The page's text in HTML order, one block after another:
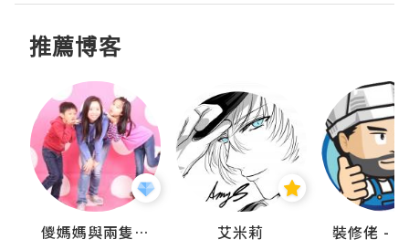
推薦博客
儍媽媽與兩隻小魔怪之家 艾米莉